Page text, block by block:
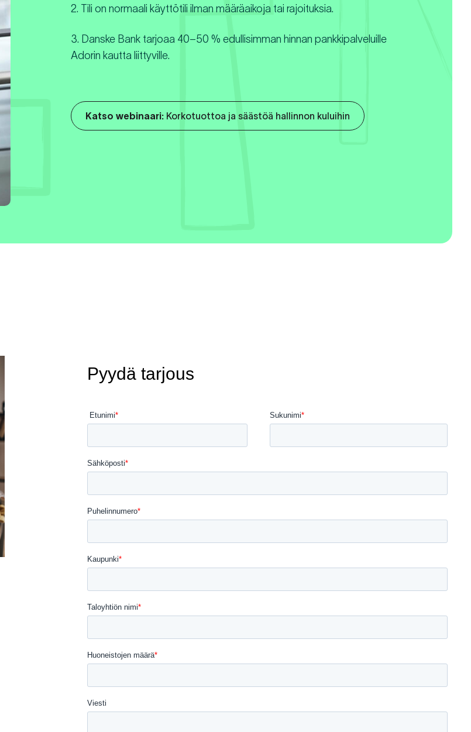
2. Tili on normaali käyttötili ilman määräaikoja tai rajoituksia.
3. Danske Bank tarjoaa 40–50 % edullisimman hinnan pankkipalveluille
Adorin kautta liittyville.
Katso webinaari: Korkotuottoa ja säästöä hallinnon kuluihin